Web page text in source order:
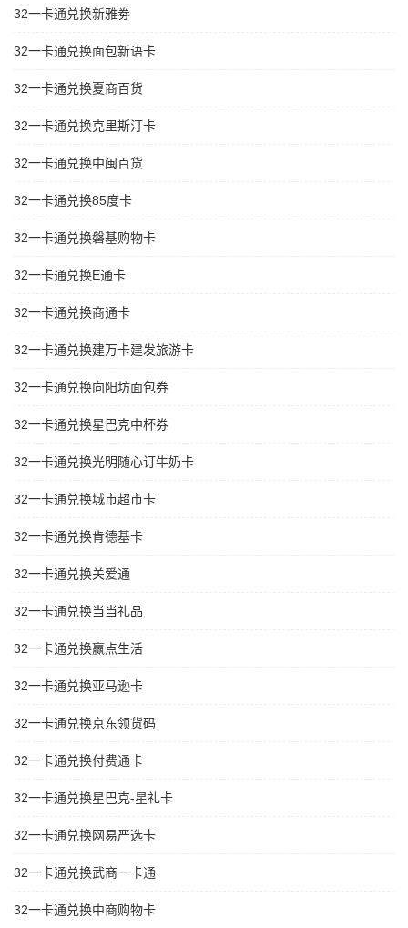
32一卡通兑换新雅劵
32一卡通兑换面包新语卡
32一卡通兑换夏商百货
32一卡通兑换克里斯汀卡
32一卡通兑换中闽百货
32一卡通兑换85度卡
32一卡通兑换磐基购物卡
32一卡通兑换E通卡
32一卡通兑换商通卡
32一卡通兑换建万卡建发旅游卡
32一卡通兑换向阳坊面包券
32一卡通兑换星巴克中杯券
32一卡通兑换光明随心订牛奶卡
32一卡通兑换城市超市卡
32一卡通兑换肯德基卡
32一卡通兑换关爱通
32一卡通兑换当当礼品
32一卡通兑换赢点生活
32一卡通兑换亚马逊卡
32一卡通兑换京东领货码
32一卡通兑换付费通卡
32一卡通兑换星巴克-星礼卡
32一卡通兑换网易严选卡
32一卡通兑换武商一卡通
32一卡通兑换中商购物卡